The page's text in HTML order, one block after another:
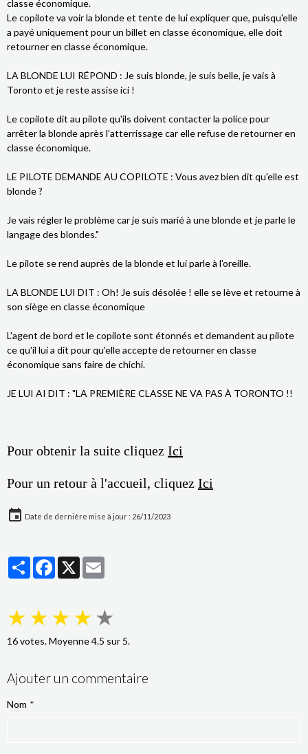
classe économique.
Le copilote va voir la blonde et tente de lui expliquer que, puisqu'elle
a payé uniquement pour un billet en classe économique, elle doit
retourner en classe économique.
LA BLONDE LUI RÉPOND : Je suis blonde, je suis belle, je vais à
Toronto et je reste assise ici !
Le copilote dit au pilote qu'ils doivent contacter la police pour
arrêter la blonde après l'atterrissage car elle refuse de retourner en
classe économique.
LE PILOTE DEMANDE AU COPILOTE : Vous avez bien dit qu'elle est
blonde ?
Je vais régler le problème car je suis marié à une blonde et je parle le
langage des blondes."
Le pilote se rend auprès de la blonde et lui parle à l'oreille.
LA BLONDE LUI DIT : Oh! Je suis désolée ! elle se lève et retourne à
son siège en classe économique
L'agent de bord et le copilote sont étonnés et demandent au pilote
ce qu'il lui a dit pour qu'elle accepte de retourner en classe
économique sans faire de chichi.
JE LUI AI DIT : "LA PREMIÈRE CLASSE NE VA PAS À TORONTO !!
Pour obtenir la suite cliquez Ici
Pour un retour à l'accueil, cliquez Ici
Date de dernière mise à jour : 26/11/2023
PartagerFacebook
X
★★★★ ★
16votes. Moyenne4.5 sur 5.
Ajouter un commentaire
Nom